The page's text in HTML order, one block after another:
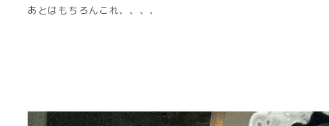
あとはもちろんこれ、、、、